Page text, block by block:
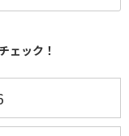
ェック！